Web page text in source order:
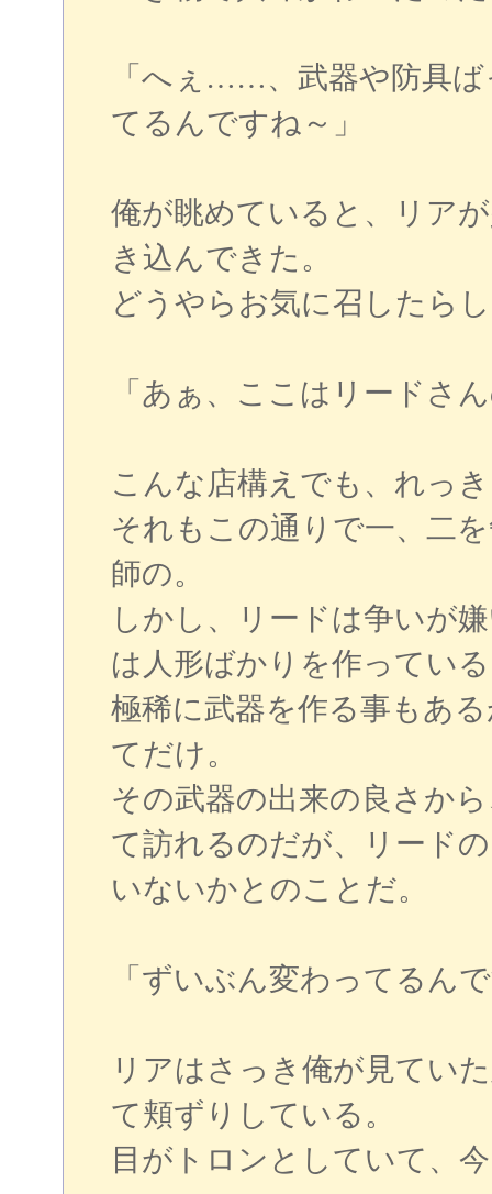
「へぇ……、武器や防具
てるんですね～」
俺が眺めていると、リア
き込んできた。
どうやらお気に召したら
「あぁ、ここはリードさ
こんな店構えでも、れっ
それもこの通りで一、二
師の。
しかし、リードは争いが
は人形ばかりを作ってい
極稀に武器を作る事もあ
てだけ。
その武器の出来の良さか
て訪れるのだが、リード
いないかとのことだ。
「ずいぶん変わってるん
リアはさっき俺が見てい
て頬ずりしている。
目がトロンとしていて、